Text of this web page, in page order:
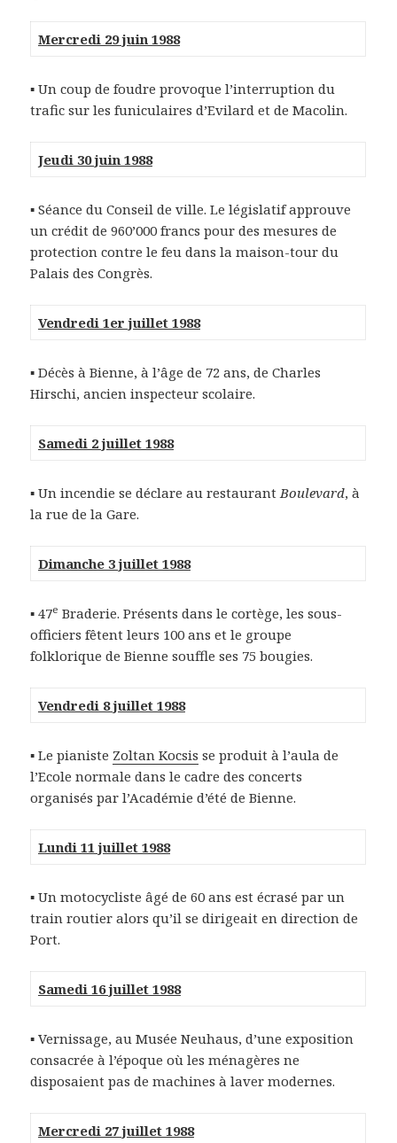
Mercredi 29 juin 1988
▪ Un coup de foudre provoque l’interruption du
trafic sur les funiculaires d’Evilard et de Macolin.
Jeudi 30 juin 1988
▪ Séance du Conseil de ville. Le législatif approuve
un crédit de 960’000 francs pour des mesures de
protection contre le feu dans la maison-tour du
Palais des Congrès.
Vendredi 1er juillet 1988
▪ Décès à Bienne, à l’âge de 72 ans, de Charles
Hirschi, ancien inspecteur scolaire.
Samedi 2 juillet 1988
▪ Un incendie se déclare au restaurantBoulevard, à
la rue de la Gare.
Dimanche 3 juillet 1988
▪ 47e Braderie. Présents dans le cortège, les sous-
officiers fêtent leurs 100 ans et le groupe
folklorique de Bienne souffle ses 75 bougies.
Vendredi 8 juillet 1988
▪ Le pianiste Zoltan Kocsis se produit à l’aula de
l’Ecole normale dans le cadre des concerts
organisés par l’Académie d’été de Bienne.
Lundi 11 juillet 1988
▪ Un motocycliste âgé de 60 ans est écrasé par un
train routier alors qu’il se dirigeait en direction de
Port.
Samedi 16 juillet 1988
▪ Vernissage, au Musée Neuhaus, d’une exposition
consacrée à l’époque où les ménagères ne
disposaient pas de machines à laver modernes.
Mercredi 27 juillet 1988